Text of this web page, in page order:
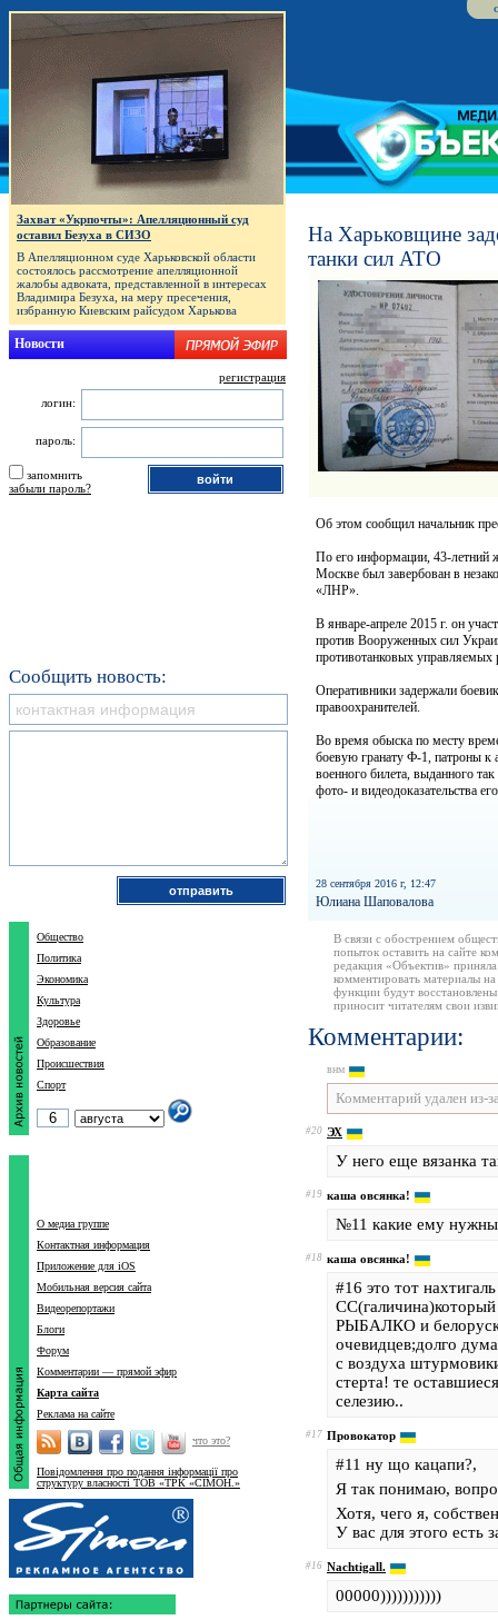
На Харьковщине
танки сил АТО
Об этом сообщил начальник
По его информации, 43-летний
Москве был завербован в
«ЛНР».
В январе-апреле 2015 г. он
против Вооруженных сил
противотанковых управляемых
Оперативники задержали
правоохранителей.
Во время обыска по месту
боевую гранату Ф-1, патроны к
военного билета, выданного
фото- и видеодоказательства
28 сентября 2016 г, 12:47
Юлиана Шаповалова
В связи с обострением
попыток оставить на сайте
редакция «Объектив»
комментировать материалы
функции будут
приносит читателям свои
Комментарии:
внм
Комментарий удален из-
#20 ЭХ
У него еще вязанка
#19 каша овсянка!
№11 какие ему нужны
#18 каша овсянка!
#16 это тот
РЫБАЛКО и
очевидцев;долго
с воздуха
стерта! те
селезию..
#17 Провокатор
#11 ну що кацапи?,
Я так понимаю,
Хотя, чего я,
У вас для этого есть
#16 Nachtigall.
00000)))))))))))
Захват «Укрпочты»: Апелляционный суд
оставил Безуха в СИЗО
В Апелляционном суде Харьковской области
состоялось рассмотрение апелляционной
жалобы адвоката, представленной в интересах
Владимира Безуха, на меру пресечения,
избранную Киевским райсудом Харькова
Новости
регистрация
логин:
пароль:
запомнить
забыли пароль?
Сообщить новость:
Общество
Политика
Экономика
Культура
Здоровье
Образование
Происшествия
Спорт
О медиа группе
Контактная информация
Приложение для iOS
Мобильная версия сайта
Видеорепортажи
Блоги
Форум
Комментарии — прямой эфир
Карта сайта
Реклама на сайте
что это?
Повідомлення про подання інформації про
структуру власності ТОВ «ТРК «СІМОН.»